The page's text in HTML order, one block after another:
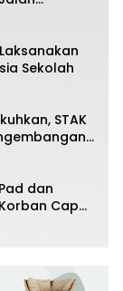
Masuk
Sekolah
STAK
dan
Capai